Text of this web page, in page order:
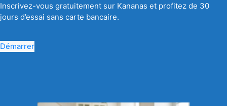
Inscrivez-vous gratuitement sur Kananas et profitez de 30
jours d’essai sans carte bancaire.
Démarrer